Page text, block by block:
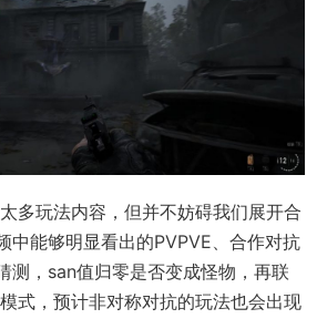
多玩法内容，但并不妨碍我们展开合
中能够明显看出的PVPVE、合作对抗
测，san值归零是否变成怪物，再联
式，预计非对称对抗的玩法也会出现